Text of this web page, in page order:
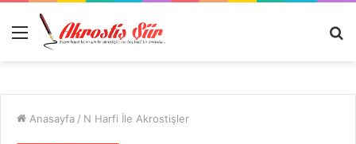
Menü
Anasayfa / N Harfi İle Akrostişler